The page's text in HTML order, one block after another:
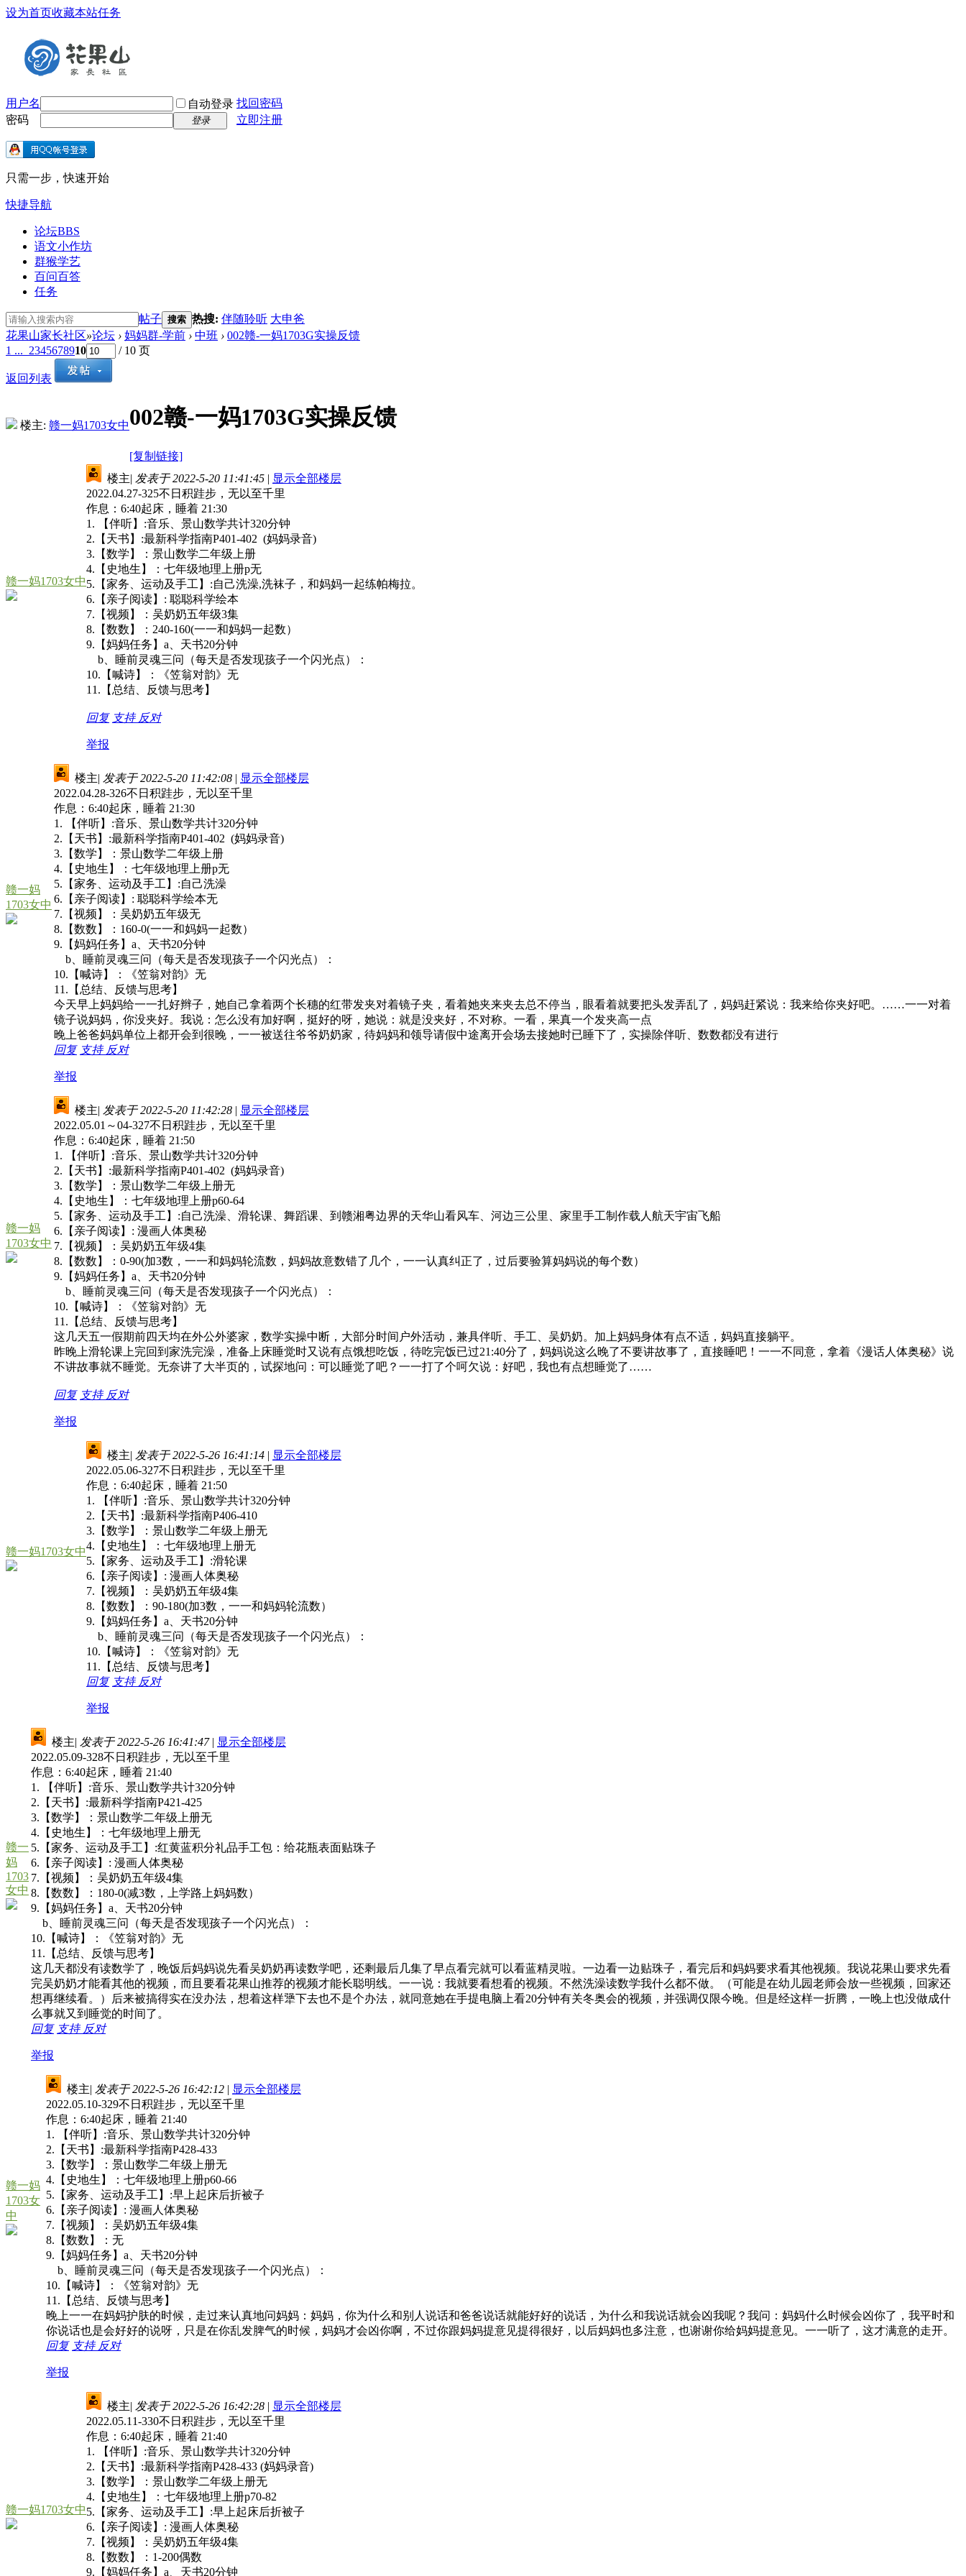
设为首页收藏本站任务
用户名 自动登录 找回密码
密码
登录 立即注册
只需一步，快速开始
快捷导航
论坛BBS
语文小作坊
群猴学艺
百问百答
任务
帖子 搜索 热搜: 伴随聆听 大申爸
花果山家长社区»论坛 › 妈妈群-学前 › 中班 › 002赣-一妈1703G实操反馈
1 ... 2345678910 / 10 页
返回列表
楼主: 赣一妈1703女中002赣-一妈1703G实操反馈
[复制链接]
赣一妈1703女中
楼主| 发表于 2022-5-20 11:41:45 | 显示全部楼层
2022.04.27-325不日积跬步，无以至千里
作息：6:40起床，睡着 21:30
1. 【伴听】:音乐、景山数学共计320分钟
2.【天书】:最新科学指南P401-402 (妈妈录音)
3.【数学】：景山数学二年级上册
4.【史地生】：七年级地理上册p无
5.【家务、运动及手工】:自己洗澡,洗袜子，和妈妈一起练帕梅拉。
6.【亲子阅读】: 聪聪科学绘本
7.【视频】：吴奶奶五年级3集
8.【数数】：240-160(一一和妈妈一起数）
9.【妈妈任务】a、天书20分钟
b、睡前灵魂三问（每天是否发现孩子一个闪光点）：
10.【喊诗】：《笠翁对韵》无
11.【总结、反馈与思考】
回复 支持 反对
举报
赣一妈
1703女中
楼主| 发表于 2022-5-20 11:42:08 | 显示全部楼层
2022.04.28-326不日积跬步，无以至千里
作息：6:40起床，睡着 21:30
1. 【伴听】:音乐、景山数学共计320分钟
2.【天书】:最新科学指南P401-402 (妈妈录音)
3.【数学】：景山数学二年级上册
4.【史地生】：七年级地理上册p无
5.【家务、运动及手工】:自己洗澡
6.【亲子阅读】: 聪聪科学绘本无
7.【视频】：吴奶奶五年级无
8.【数数】：160-0(一一和妈妈一起数）
9.【妈妈任务】a、天书20分钟
b、睡前灵魂三问（每天是否发现孩子一个闪光点）：
10.【喊诗】：《笠翁对韵》无
11.【总结、反馈与思考】
今天早上妈妈给一一扎好辫子，她自己拿着两个长穗的红带发夹对着镜子夹，看着她夹来夹去总不停当，眼看着就要把头发弄乱了，妈妈赶紧说：我来给你夹好吧。……一一对着
镜子说妈妈，你没夹好。我说：怎么没有加好啊，挺好的呀，她说：就是没夹好，不对称。一看，果真一个发夹高一点
晚上爸爸妈妈单位上都开会到很晚，一一被送往爷爷奶奶家，待妈妈和领导请假中途离开会场去接她时已睡下了，实操除伴听、数数都没有进行
回复 支持 反对
举报
赣一妈
1703女中
楼主| 发表于 2022-5-20 11:42:28 | 显示全部楼层
2022.05.01～04-327不日积跬步，无以至千里
作息：6:40起床，睡着 21:50
1. 【伴听】:音乐、景山数学共计320分钟
2.【天书】:最新科学指南P401-402 (妈妈录音)
3.【数学】：景山数学二年级上册无
4.【史地生】：七年级地理上册p60-64
5.【家务、运动及手工】:自己洗澡、滑轮课、舞蹈课、到赣湘粤边界的天华山看风车、河边三公里、家里手工制作载人航天宇宙飞船
6.【亲子阅读】: 漫画人体奥秘
7.【视频】：吴奶奶五年级4集
8.【数数】：0-90(加3数，一一和妈妈轮流数，妈妈故意数错了几个，一一认真纠正了，过后要验算妈妈说的每个数）
9.【妈妈任务】a、天书20分钟
b、睡前灵魂三问（每天是否发现孩子一个闪光点）：
10.【喊诗】：《笠翁对韵》无
11.【总结、反馈与思考】
这几天五一假期前四天均在外公外婆家，数学实操中断，大部分时间户外活动，兼具伴听、手工、吴奶奶。加上妈妈身体有点不适，妈妈直接躺平。
昨晚上滑轮课上完回到家洗完澡，准备上床睡觉时又说有点饿想吃饭，待吃完饭已过21:40分了，妈妈说这么晚了不要讲故事了，直接睡吧！一一不同意，拿着《漫话人体奥秘》说
不讲故事就不睡觉。无奈讲了大半页的，试探地问：可以睡觉了吧？一一打了个呵欠说：好吧，我也有点想睡觉了……
回复 支持 反对
举报
赣一妈1703女中
楼主| 发表于 2022-5-26 16:41:14 | 显示全部楼层
2022.05.06-327不日积跬步，无以至千里
作息：6:40起床，睡着 21:50
1. 【伴听】:音乐、景山数学共计320分钟
2.【天书】:最新科学指南P406-410
3.【数学】：景山数学二年级上册无
4.【史地生】：七年级地理上册无
5.【家务、运动及手工】:滑轮课
6.【亲子阅读】: 漫画人体奥秘
7.【视频】：吴奶奶五年级4集
8.【数数】：90-180(加3数，一一和妈妈轮流数）
9.【妈妈任务】a、天书20分钟
b、睡前灵魂三问（每天是否发现孩子一个闪光点）：
10.【喊诗】：《笠翁对韵》无
11.【总结、反馈与思考】
回复 支持 反对
举报
赣一
妈
1703
女中
楼主| 发表于 2022-5-26 16:41:47 | 显示全部楼层
2022.05.09-328不日积跬步，无以至千里
作息：6:40起床，睡着 21:40
1. 【伴听】:音乐、景山数学共计320分钟
2.【天书】:最新科学指南P421-425
3.【数学】：景山数学二年级上册无
4.【史地生】：七年级地理上册无
5.【家务、运动及手工】:红黄蓝积分礼品手工包：给花瓶表面贴珠子
6.【亲子阅读】: 漫画人体奥秘
7.【视频】：吴奶奶五年级4集
8.【数数】：180-0(减3数，上学路上妈妈数）
9.【妈妈任务】a、天书20分钟
b、睡前灵魂三问（每天是否发现孩子一个闪光点）：
10.【喊诗】：《笠翁对韵》无
11.【总结、反馈与思考】
这几天都没有读数学了，晚饭后妈妈说先看吴奶奶再读数学吧，还剩最后几集了早点看完就可以看蓝精灵啦。一边看一边贴珠子，看完后和妈妈要求看其他视频。我说花果山要求先看
完吴奶奶才能看其他的视频，而且要看花果山推荐的视频才能长聪明线。一一说：我就要看想看的视频。不然洗澡读数学我什么都不做。（可能是在幼儿园老师会放一些视频，回家还
想再继续看。）后来被搞得实在没办法，想着这样犟下去也不是个办法，就同意她在手提电脑上看20分钟有关冬奥会的视频，并强调仅限今晚。但是经这样一折腾，一晚上也没做成什
么事就又到睡觉的时间了。
回复 支持 反对
举报
赣一妈
1703女
中
楼主| 发表于 2022-5-26 16:42:12 | 显示全部楼层
2022.05.10-329不日积跬步，无以至千里
作息：6:40起床，睡着 21:40
1. 【伴听】:音乐、景山数学共计320分钟
2.【天书】:最新科学指南P428-433
3.【数学】：景山数学二年级上册无
4.【史地生】：七年级地理上册p60-66
5.【家务、运动及手工】:早上起床后折被子
6.【亲子阅读】: 漫画人体奥秘
7.【视频】：吴奶奶五年级4集
8.【数数】：无
9.【妈妈任务】a、天书20分钟
b、睡前灵魂三问（每天是否发现孩子一个闪光点）：
10.【喊诗】：《笠翁对韵》无
11.【总结、反馈与思考】
晚上一一在妈妈护肤的时候，走过来认真地问妈妈：妈妈，你为什么和别人说话和爸爸说话就能好好的说话，为什么和我说话就会凶我呢？我问：妈妈什么时候会凶你了，我平时和
你说话也是会好好的说呀，只是在你乱发脾气的时候，妈妈才会凶你啊，不过你跟妈妈提意见提得很好，以后妈妈也多注意，也谢谢你给妈妈提意见。一一听了，这才满意的走开。
回复 支持 反对
举报
赣一妈1703女中
楼主| 发表于 2022-5-26 16:42:28 | 显示全部楼层
2022.05.11-330不日积跬步，无以至千里
作息：6:40起床，睡着 21:40
1. 【伴听】:音乐、景山数学共计320分钟
2.【天书】:最新科学指南P428-433 (妈妈录音)
3.【数学】：景山数学二年级上册无
4.【史地生】：七年级地理上册p70-82
5.【家务、运动及手工】:早上起床后折被子
6.【亲子阅读】: 漫画人体奥秘
7.【视频】：吴奶奶五年级4集
8.【数数】：1-200偶数
9.【妈妈任务】a、天书20分钟